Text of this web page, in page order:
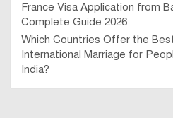
France Visa Application from
Complete Guide 2026
Which Countries Offer the
International Marriage for
India?